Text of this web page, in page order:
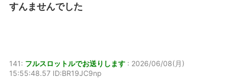
すんませんでした
141: フルスロットルでお送りします : 2026/06/08(月)
15:55:48.57 ID:BR19JC9np